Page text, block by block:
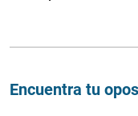
Encuentra tu